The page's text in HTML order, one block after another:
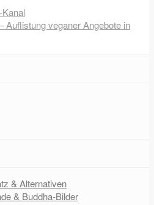
Auflistung veganer Angebote in
& Alternativen
& Buddha-Bilder